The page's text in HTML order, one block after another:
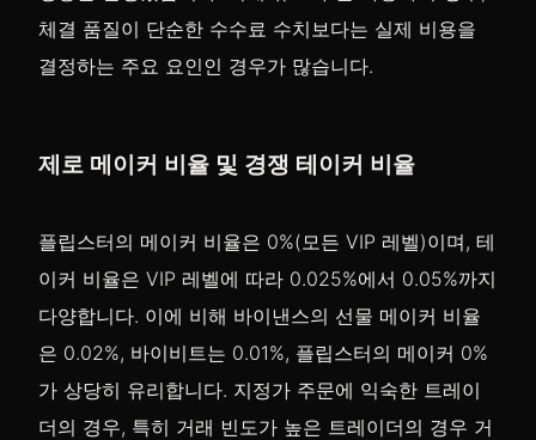
체결 품질이 단순한 수수료 수치보다는 실제 비용을
결정하는 주요 요인인 경우가 많습니다.
제로 메이커 비율 및 경쟁 테이커 비율
플립스터의 메이커 비율은 0%(모든 VIP 레벨)이며, 테
이커 비율은 VIP 레벨에 따라 0.025%에서 0.05%까지
다양합니다. 이에 비해 바이낸스의 선물 메이커 비율
은 0.02%, 바이비트는 0.01%, 플립스터의 메이커 0%
가 상당히 유리합니다. 지정가 주문에 익숙한 트레이
더의 경우, 특히 거래 빈도가 높은 트레이더의 경우 거